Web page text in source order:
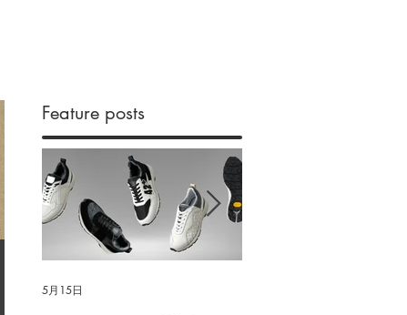
Feature posts
5月15日